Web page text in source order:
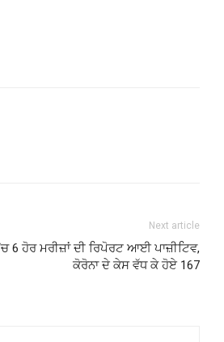
Next article
6 ਹੋਰ ਮਰੀਜ਼ਾਂ ਦੀ ਰਿਪੋਰਟ ਆਈ ਪਾਜ਼ੀਟਿਵ,
ਕੋਰੋਨਾ ਦੇ ਕੇਸ ਵੱਧ ਕੇ ਹੋਏ 167